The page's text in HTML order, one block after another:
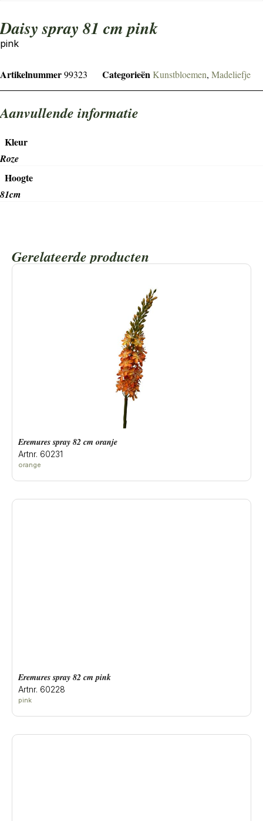
daisy spray 81 cm pink
pink
Artikelnummer99323 CategorieënKunstbloemen, Madeliefje
Aanvullende informatie
Kleur
Roze
Hoogte
81cm
Gerelateerde producten
eremures spray 82 cm oranje
Artnr. 60231
orange
eremures spray 82 cm pink
Artnr. 60228
pink